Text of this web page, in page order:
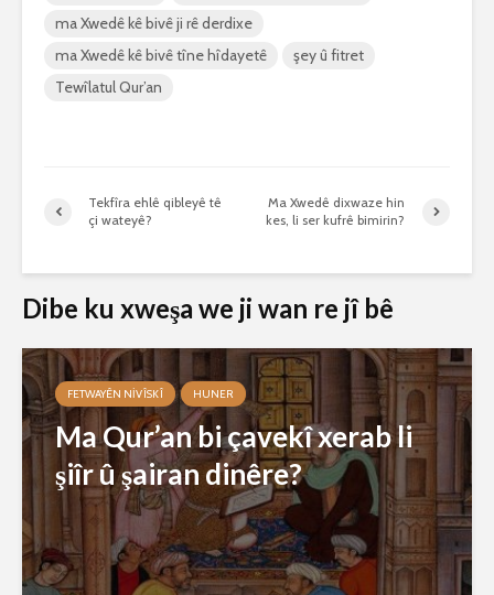
ma Xwedê kê bivê ji rê derdixe
ma Xwedê kê bivê tîne hîdayetê
şey û fitret
Tewîlatul Qur’an
Tekfîra ehlê qibleyê tê
çi wateyê?
Ma Xwedê dixwaze hin
kes, li ser kufrê bimirin?
Dibe ku xweşa we ji wan re jî bê
FETWAYÊN NIVÎSKÎ HUNER
Ma Qur’an bi çavekî xerab li
şiîr û şairan dinêre?